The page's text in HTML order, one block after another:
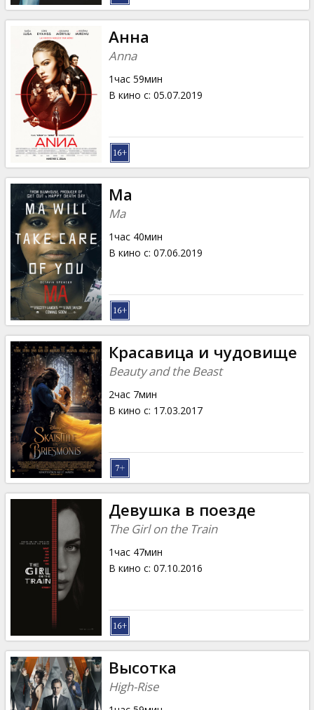
Анна
Anna
1час 59мин
В кино с: 05.07.2019
Ма
Ma
1час 40мин
В кино с: 07.06.2019
Красавица и чудовище
Beauty and the Beast
2час 7мин
В кино с: 17.03.2017
Девушка в поезде
The Girl on the Train
1час 47мин
В кино с: 07.10.2016
Высотка
High-Rise